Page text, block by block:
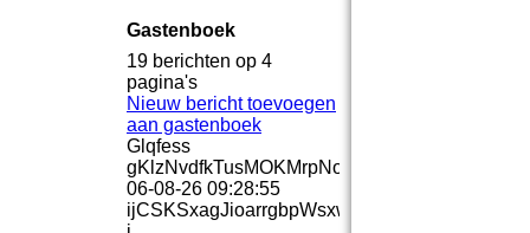
Gastenboek
19 berichten op 4
pagina's
Nieuw bericht toevoegen
aan gastenboek
Glqfess
gKlzNvdfkTusMOKMrpNoSiI
06-08-26 09:28:55
ijCSKSxagJioarrgbpWsxwA­